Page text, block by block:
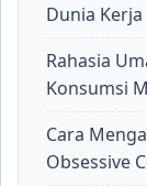
Dunia Kerja
Rahasia
Konsumsi
Cara
Obsessive